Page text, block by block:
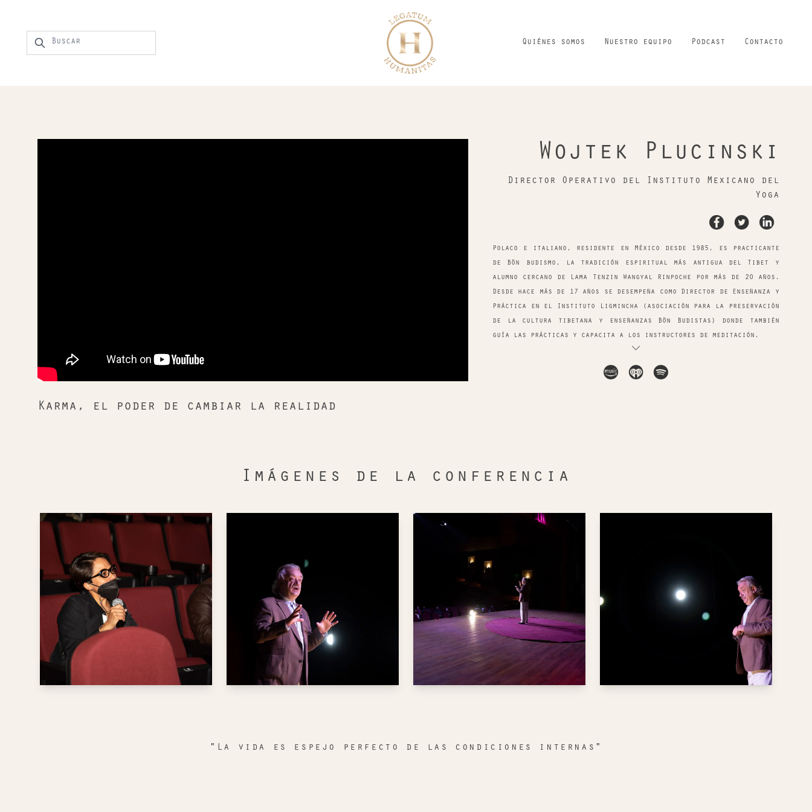
Quiénes somos Nuestro equipo Podcast Contacto
Karma, el poder de cambiar la realidad
Wojtek Plucinski
Director Operativo del Instituto Mexicano del
Yoga
Polaco e italiano, residente en México desde 1985, es practicante
de Bön budismo, la tradición espiritual más antigua del Tibet y
alumno cercano de Lama Tenzin Wangyal Rinpoche por más de 20 años.
Desde hace más de 17 años se desempeña como Director de Enseñanza y
Práctica en el Instituto Ligmincha (asociación para la preservación
de la cultura tibetana y enseñanzas Bön Budistas) donde también
guía las prácticas y capacita a los instructores de meditación.
Imágenes de la conferencia
"La vida es espejo perfecto de las condiciones internas"